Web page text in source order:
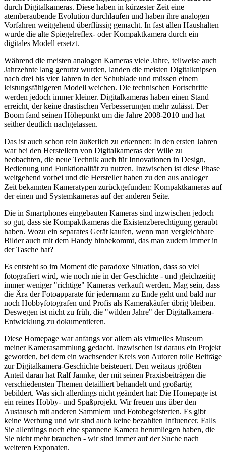
durch Digitalkameras. Diese haben in kürzester Zeit eine
atemberaubende Evolution durchlaufen und haben ihre analogen
Vorfahren weitgehend überflüssig gemacht. In fast allen Haushalten
wurde die alte Spiegelreflex- oder Kompaktkamera durch ein
digitales Modell ersetzt.
Während die meisten analogen Kameras viele Jahre, teilweise auch
Jahrzehnte lang genutzt wurden, landen die meisten Digitalknipsen
nach drei bis vier Jahren in der Schublade und müssen einem
leistungsfähigeren Modell weichen. Die technischen Fortschritte
werden jedoch immer kleiner. Digitalkameras haben einen Stand
erreicht, der keine drastischen Verbesserungen mehr zulässt. Der
Boom fand seinen Höhepunkt um die Jahre 2008-2010 und hat
seither deutlich nachgelassen.
Das ist auch schon rein äußerlich zu erkennen: In den ersten Jahren
war bei den Herstellern von Digitalkameras der Wille zu
beobachten, die neue Technik auch für Innovationen in Design,
Bedienung und Funktionalität zu nutzen. Inzwischen ist diese Phase
weitgehend vorbei und die Hersteller haben zu den aus analoger
Zeit bekannten Kameratypen zurückgefunden: Kompaktkameras auf
der einen und Systemkameras auf der anderen Seite.
Die in Smartphones eingebauten Kameras sind inzwischen jedoch
so gut, dass sie Kompaktkameras die Existenzberechtigung geraubt
haben. Wozu ein separates Gerät kaufen, wenn man vergleichbare
Bilder auch mit dem Handy hinbekommt, das man zudem immer in
der Tasche hat?
Es entsteht so im Moment die paradoxe Situation, dass so viel
fotografiert wird, wie noch nie in der Geschichte - und gleichzeitig
immer weniger "richtige" Kameras verkauft werden. Mag sein, dass
die Ära der Fotoapparate für jedermann zu Ende geht und bald nur
noch Hobbyfotografen und Profis als Kamerakäufer übrig bleiben.
Deswegen ist nicht zu früh, die "wilden Jahre" der Digitalkamera-
Entwicklung zu dokumentieren.
Diese Homepage war anfangs vor allem als virtuelles Museum
meiner Kamerasammlung gedacht. Inzwischen ist daraus ein Projekt
geworden, bei dem ein wachsender Kreis von Autoren tolle Beiträge
zur Digitalkamera-Geschichte beisteuert. Den weitaus größten
Anteil daran hat Ralf Jannke, der mit seinen Praxisbeiträgen die
verschiedensten Themen detailliert behandelt und großartig
bebildert. Was sich allerdings nicht geändert hat: Die Homepage ist
ein reines Hobby- und Spaßprojekt. Wir freuen uns über den
Austausch mit anderen Sammlern und Fotobegeisterten. Es gibt
keine Werbung und wir sind auch keine bezahlten Influencer. Falls
Sie allerdings noch eine spannene Kamera herumliegen haben, die
Sie nicht mehr brauchen - wir sind immer auf der Suche nach
weiteren Exponaten.